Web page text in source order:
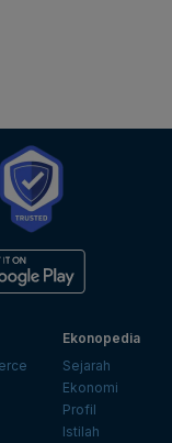
Ekonopedia
Sejarah
Ekonomi
Profil
Istilah